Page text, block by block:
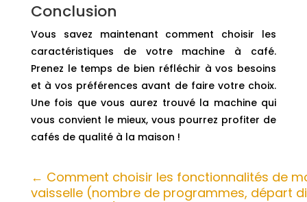
Conclusion
Vous savez maintenant comment choisir les
caractéristiques de votre machine à café.
Prenez le temps de bien réfléchir à vos besoins
et à vos préférences avant de faire votre choix.
Une fois que vous aurez trouvé la machine qui
vous convient le mieux, vous pourrez profiter de
cafés de qualité à la maison !
← Comment choisir les fonctionnalités de
vaisselle (nombre de programmes, départ